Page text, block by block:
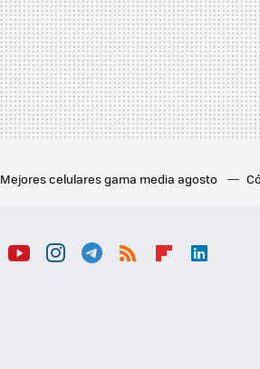
Mejores celulares gama media agosto